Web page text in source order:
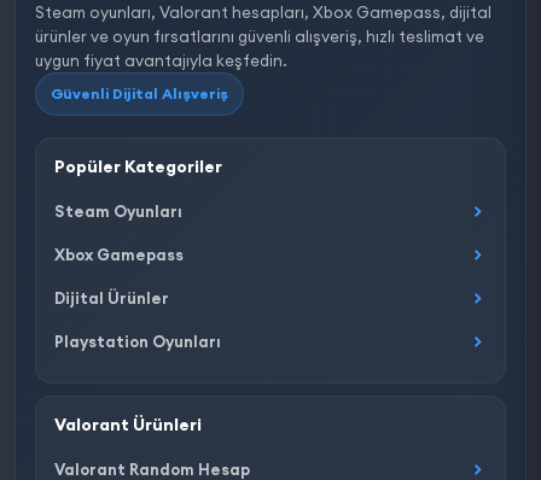
Steam oyunları, Valorant hesapları, Xbox Gamepass, dijital
ürünler ve oyun fırsatlarını güvenli alışveriş, hızlı teslimat ve
uygun fiyat avantajıyla keşfedin.
Güvenli Dijital Alışveriş
Popüler Kategoriler
Steam Oyunları
Xbox Gamepass
Dijital Ürünler
Playstation Oyunları
Valorant Ürünleri
Valorant Random Hesap